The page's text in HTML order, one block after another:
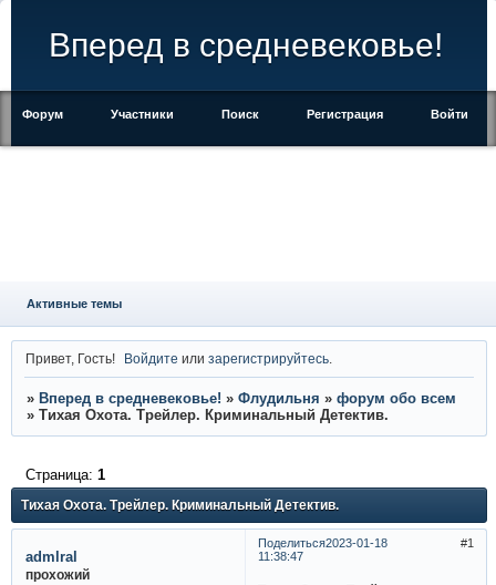
Вперед в средневековье!
Форум Участники Поиск Регистрация Войти
Активные темы
Привет, Гость! Войдите илизарегистрируйтесь
» Вперед в средневековье! » Флудильня » форум обо всем
» Тихая Охота. Трейлер. Криминальный Детектив.
Тихая Охота. Трейлер. Криминальный Детектив.
Страница: 1
Поделиться 1
2023-01-18
11:38:47
admlral
прохожий